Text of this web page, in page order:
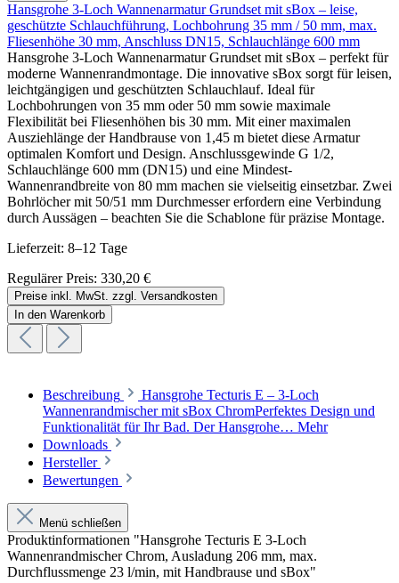
Hansgrohe 3-Loch Wannenarmatur Grundset mit sBox – leise,
geschützte Schlauchführung, Lochbohrung 35 mm / 50 mm, max.
Fliesenhöhe 30 mm, Anschluss DN15, Schlauchlänge 600 mm
Hansgrohe 3-Loch Wannenarmatur Grundset mit sBox – perfekt für
moderne Wannenrandmontage. Die innovative sBox sorgt für leisen,
leichtgängigen und geschützten Schlauchlauf. Ideal für
Lochbohrungen von 35 mm oder 50 mm sowie maximale
Flexibilität bei Fliesenhöhen bis 30 mm. Mit einer maximalen
Ausziehlänge der Handbrause von 1,45 m bietet diese Armatur
optimalen Komfort und Design. Anschlussgewinde G 1/2,
Schlauchlänge 600 mm (DN15) und eine Mindest-
Wannenrandbreite von 80 mm machen sie vielseitig einsetzbar. Zwei
Bohrlöcher mit 50/51 mm Durchmesser erfordern eine Verbindung
durch Aussägen – beachten Sie die Schablone für präzise Montage.
Lieferzeit: 8–12 Tage
Regulärer Preis: 330,20 €
Preise inkl. MwSt. zzgl. Versandkosten
In den Warenkorb
Beschreibung
Hansgrohe Tecturis E – 3-Loch
Wannenrandmischer mit sBox ChromPerfektes Design und
Funktionalität für Ihr Bad. Der Hansgrohe… Mehr
Downloads
Hersteller
Bewertungen
Menü schließen
Produktinformationen "Hansgrohe Tecturis E 3-Loch
Wannenrandmischer Chrom, Ausladung 206 mm, max.
Durchflussmenge 23 l/min, mit Handbrause und sBox"